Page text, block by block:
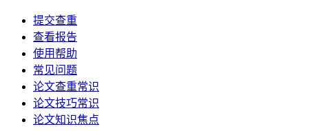
提交查重
查看报告
使用帮助
常见问题
论文查重常识
论文技巧常识
论文知识焦点